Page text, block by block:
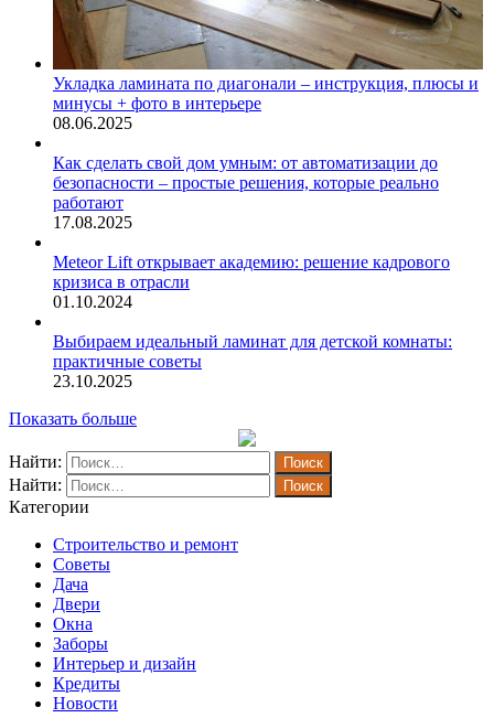
Укладка ламината по диагонали – инструкция, плюсы и
минусы + фото в интерьере
08.06.2025
Как сделать свой дом умным: от автоматизации до
безопасности – простые решения, которые реально
работают
17.08.2025
Meteor Lift открывает академию: решение кадрового
кризиса в отрасли
01.10.2024
Выбираем идеальный ламинат для детской комнаты:
практичные советы
23.10.2025
Показать больше
Найти:
Найти:
Категории
Строительство и ремонт
Советы
Дача
Двери
Окна
Заборы
Интерьер и дизайн
Кредиты
Новости